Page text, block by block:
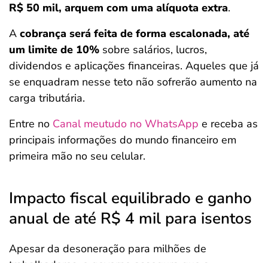
R$ 50 mil, arquem com uma alíquota extra.
A cobrança será feita de forma escalonada, até
um limite de 10% sobre salários, lucros,
dividendos e aplicações financeiras. Aqueles que já
se enquadram nesse teto não sofrerão aumento na
carga tributária.
Entre no Canal meutudo no WhatsApp e receba as
principais informações do mundo financeiro em
primeira mão no seu celular.
Impacto fiscal equilibrado e ganho
anual de até R$ 4 mil para isentos
Apesar da desoneração para milhões de